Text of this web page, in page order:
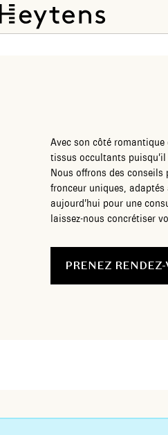
Avec son côté
tissus occultants puisqu’il
Nous offrons des
fronceur uniques, adaptés à votre
aujourd’hui pour une
laissez-nous concrétiser
PRENEZ RENDEZ-